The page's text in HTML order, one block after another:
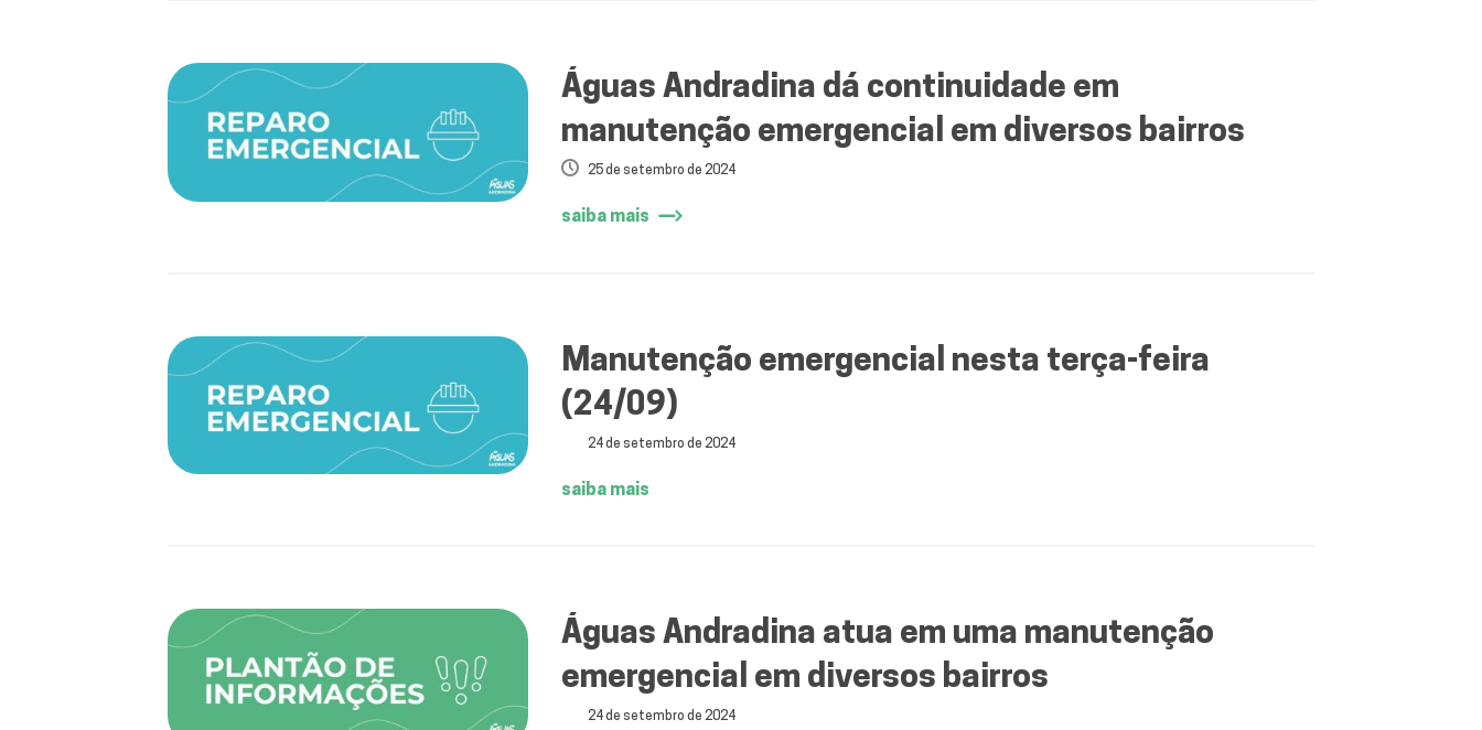
Águas Andradina dá continuidade em
manutenção emergencial em diversos bairros
25 de setembro de 2024
saiba mais
Manutenção emergencial nesta terça-feira
(24/09)
24 de setembro de 2024
saiba mais
Águas Andradina atua em uma manutenção
emergencial em diversos bairros
24 de setembro de 2024